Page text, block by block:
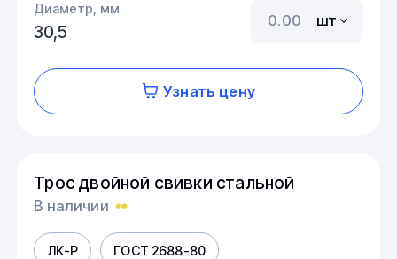
Диаметр, мм
30,5
шт
Узнать цену
Трос двойной свивки стальной
В наличии
ЛК-Р ГОСТ 2688-80